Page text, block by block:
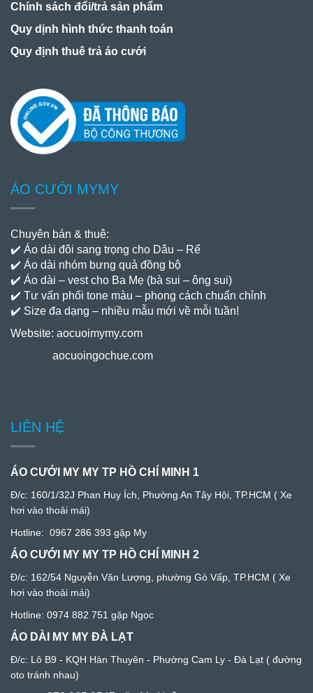
Chính sách đổi/trả sản phẩm
Quy dịnh hình thức thanh toán
Quy định thuê trả áo cưới
ÁO CƯỚI MYMY
Chuyên bán & thuê:
✔️ Áo dài đôi sang trọng cho Dâu – Rể
✔️ Áo dài nhóm bưng quả đồng bộ
✔️ Áo dài – vest cho Ba Mẹ (bà sui – ông sui)
✔️ Tư vấn phối tone màu – phong cách chuẩn chỉnh
✔️ Size đa dạng – nhiều mẫu mới về mỗi tuần!
Website: aocuoimymy.com
aocuoingochue.com
LIÊN HỆ
ÁO CƯỚI MY MY TP HỒ CHÍ MINH 1
Đ/c: 160/1/32J Phan Huy Ích, Phường An Tây Hội, TP.HCM ( Xe
hơi vào thoải mái)
Hotline: 0967 286 393 gặp My
ÁO CƯỚI MY MY TP HỒ CHÍ MINH 2
Đ/c: 162/54 Nguyễn Văn Lượng, phường Gò Vấp, TP.HCM ( Xe
hơi vào thoải mái)
Hotline: 0974 882 751 gặp Ngọc
ÁO DÀI MY MY ĐÀ LẠT
Đ/c: Lô B9 - KQH Hàn Thuyên - Phường Cam Ly - Đà Lạt ( đường
oto tránh nhau)